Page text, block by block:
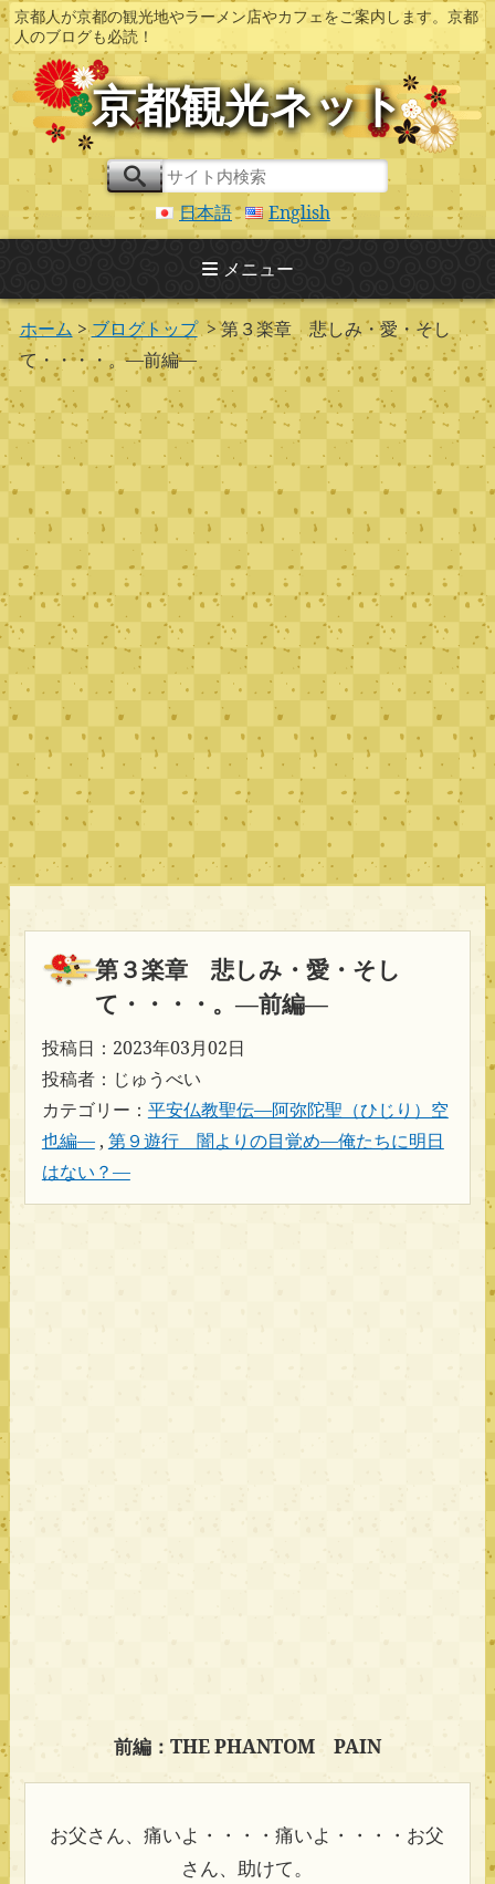
京都人が京都の観光地やラーメン店やカフェをご案内します。京都
人のブログも必読！
京都観光ネット
日本語 English
メニュー
ホーム >ブログトップ> 第３楽章 悲しみ・愛・そし
て・・・・。―前編―
第３楽章 悲しみ・愛・そし
て・・・・。―前編―
投稿日：2023年03月02日
投稿者：じゅうべい
カテゴリー： 平安仏教聖伝―阿弥陀聖（ひじり）空
也編―, 第９遊行 闇よりの目覚め―俺たちに明日
はない？―
前編：THE PHANTOM PAIN
お父さん、痛いよ・・・・痛いよ・・・・お父
さん、助けて。